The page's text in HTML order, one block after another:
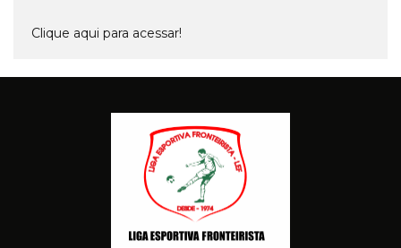
Clique aqui para acessar!